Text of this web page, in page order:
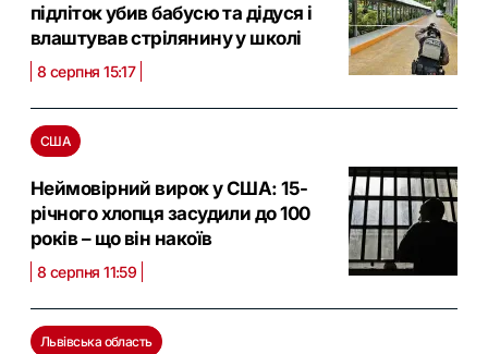
підліток убив бабусю та дідуся і
влаштував стрілянину у школі
8 серпня 15:17
США
Неймовірний вирок у США: 15-
річного хлопця засудили до 100
років – що він накоїв
8 серпня 11:59
Львівська область